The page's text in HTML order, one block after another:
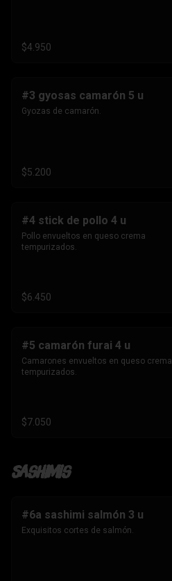
$4.950
#3 gyosas camarón 5 u
Gyozas de camarón.
$5.200
#4 stick de pollo 4 u
Pollo envueltos en queso crema
tempurizados.
$6.450
#5 camarón furai 4 u
Camarones envueltos en queso crema
tempurizados.
$7.050
Sashimis
#6a sashimi salmón 3 u
Exquisitos cortes de salmón.